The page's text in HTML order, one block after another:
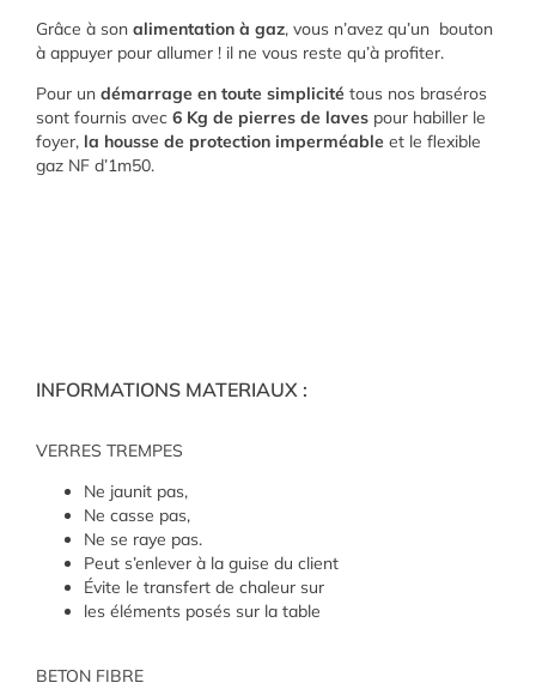
Grâce à son alimentation à gaz, vous n’avez qu’un bouton
à appuyer pour allumer ! il ne vous reste qu’à profiter.
Pour un démarrage en toute simplicité tous nos braséros
sont fournis avec 6 Kg de pierres de laves pour habiller le
foyer, la housse de protection imperméable et le flexible
gaz NF d’1m50.
INFORMATIONS MATERIAUX :
VERRES TREMPES
Ne jaunit pas,
Ne casse pas,
Ne se raye pas.
Peut s’enlever à la guise du client
Évite le transfert de chaleur sur
les éléments posés sur la table
BETON FIBRE